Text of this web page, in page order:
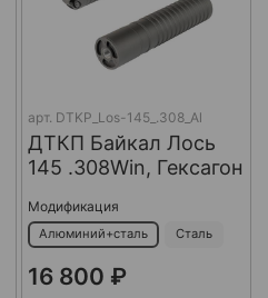
арт. DTKP_Los-145_.308_Al
ДТКП Байкал Лось
145 .308Win, Гексагон
Модификация
Алюминий+сталь Сталь
16 800 ₽